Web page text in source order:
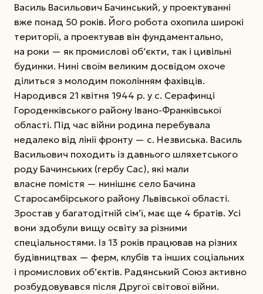
Василь Васильович Бачинський, у проектуванні
вже понад 50 років. Його робота охопила широкі
території, а проектував він фундаментально,
на роки — як промислові об’єкти, так і цивільні
будинки. Нині своїм великим досвідом охоче
ділиться з молодим поколінням фахівців.
Народився 21 квітня 1944 р. у с. Серафинці
Городенківського району Івано-Франківської
області. Під час війни родина перебувала
недалеко від лінії фронту — с. Незвиська. Василь
Васильович походить із давнього шляхетського
роду Бачинських (гербу Сас), які мали
власне помістя — нинішнє село Бачина
Старосамбірського району Львівської області.
Зростав у багатодітній сім’ї, має ще 4 братів. Усі
вони здобули вищу освіту за різними
спеціальностями. Із 13 років працював на різних
будівництвах — ферм, клубів та інших соціальних
і промислових об’єктів. Радянський Союз активно
розбудовувався після Другої світової війни.